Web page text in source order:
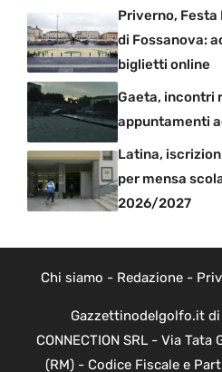
Priverno, Festa
di Fossanova:
biglietti online
Gaeta, incontri
appuntamenti
Latina,
per mensa
2026/2027
Chi siamo - Redazione-
Gazzettinodelgolfo.it
CONNECTION SRL - Via
(RM) - Codice Fiscale e